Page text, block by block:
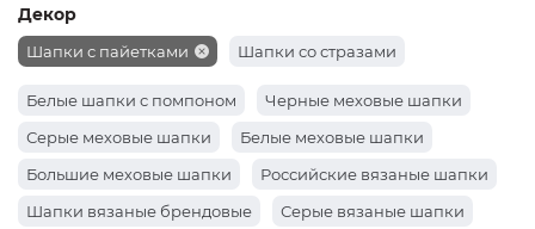
Декор
Шапки с пайетками Шапки со стразами
Белые шапки с помпоном
Черные меховые шапки
Серые меховые шапки
Белые меховые шапки
Большие меховые шапки
Российские вязаные шапки
Шапки вязаные брендовые
Серые вязаные шапки